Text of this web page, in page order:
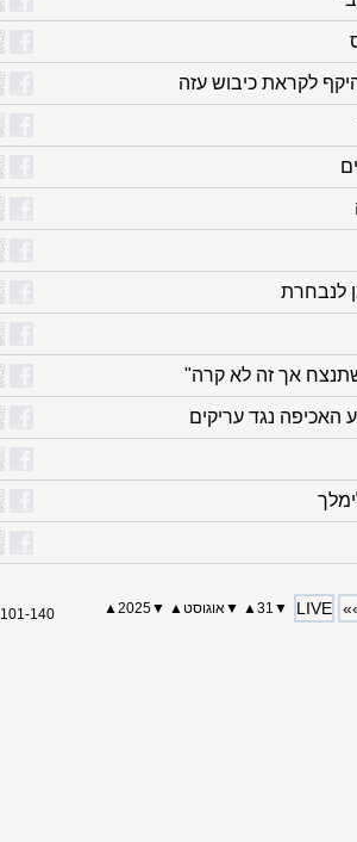
לקראת כיבוש עזה
לנבחרת
אך זה לא קרה"
נגד עריקים
LIVE
▼
31
▲
▼אוגוסט ▲
▼
2025▲ 101-140 מתוך 140